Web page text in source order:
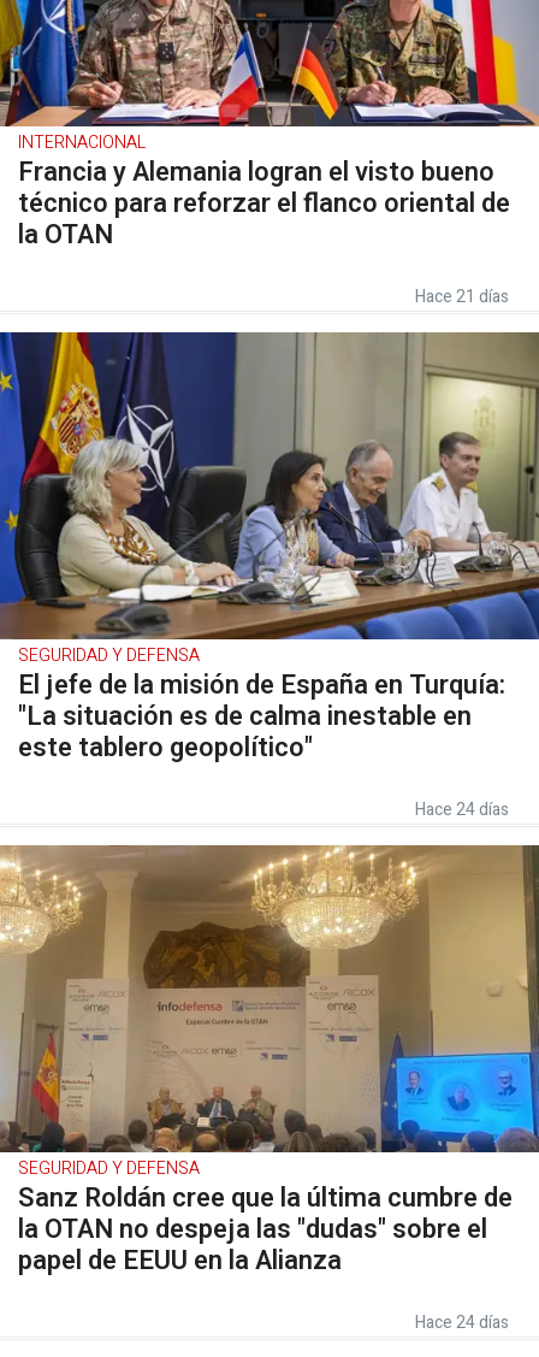
INTERNACIONAL
Francia y Alemania logran el visto bueno
técnico para reforzar el flanco oriental de
la OTAN
Hace 21 días
SEGURIDAD Y DEFENSA
El jefe de la misión de España en Turquía:
"La situación es de calma inestable en
este tablero geopolítico"
Hace 24 días
SEGURIDAD Y DEFENSA
Sanz Roldán cree que la última cumbre de
la OTAN no despeja las "dudas" sobre el
papel de EEUU en la Alianza
Hace 24 días